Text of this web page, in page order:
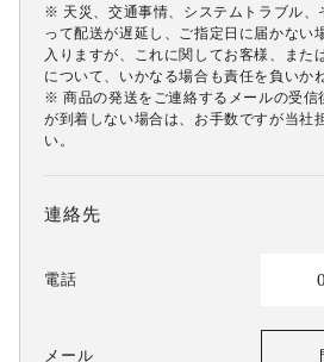
※ 天災、交通事情、システムトラブル、
って配送が遅延し、ご指定日に届かない
入りますが、これに関してお客様、また
について、いかなる場合も責任を負いか
※ 商品の発送をご連絡するメールの受信
が到着しない場合は、お手数ですが当社
い。
連絡先
電話
メール